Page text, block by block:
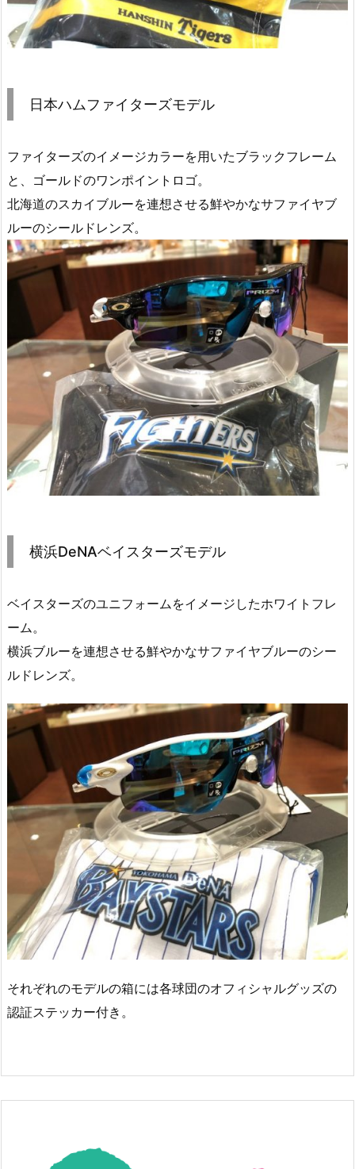
日本ハムファイターズモデル
ファイターズのイメージカラーを用いたブラックフレーム
と、ゴールドのワンポイントロゴ。
北海道のスカイブルーを連想させる鮮やかなサファイヤブ
ルーのシールドレンズ。
横浜DeNAベイスターズモデル
ベイスターズのユニフォームをイメージしたホワイトフレ
ーム。
横浜ブルーを連想させる鮮やかなサファイヤブルーのシー
ルドレンズ。
それぞれのモデルの箱には各球団のオフィシャルグッズの
認証ステッカー付き。